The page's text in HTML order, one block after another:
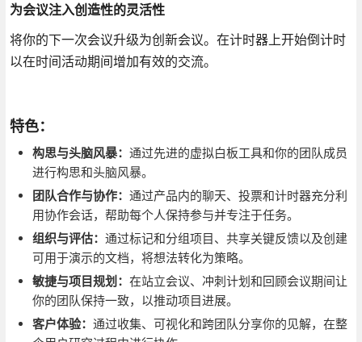
为会议注入创造性的灵活性
将你的下一次会议升级为创新会议。在计时器上开始倒计时
以在时间活动期间增加有效的交流。
特色：
构思与头脑风暴： 通过先进的虚拟白板工具和你的团队成员
进行构思和头脑风暴。
团队合作与协作： 通过产品内的聊天、投票和计时器充分利
用协作会话，帮助每个人保持参与并专注于任务。
组织与评估： 通过标记和分组项目、共享关键反馈以及创建
可用于演示的文档，将想法转化为策略。
敏捷与项目规划： 在站立会议、冲刺计划和回顾会议期间让
你的团队保持一致，以推动项目进展。
客户体验： 通过收集、可视化和跨团队分享你的见解，在整